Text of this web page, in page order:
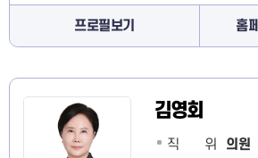
프로필보기 홈
김영회
직 위의원